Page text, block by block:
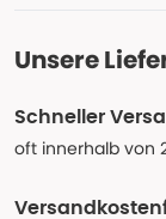
Unsere
Schneller
oft innerhalb von